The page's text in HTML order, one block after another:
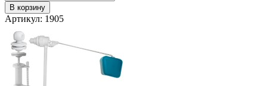
В корзину
Артикул: 1905